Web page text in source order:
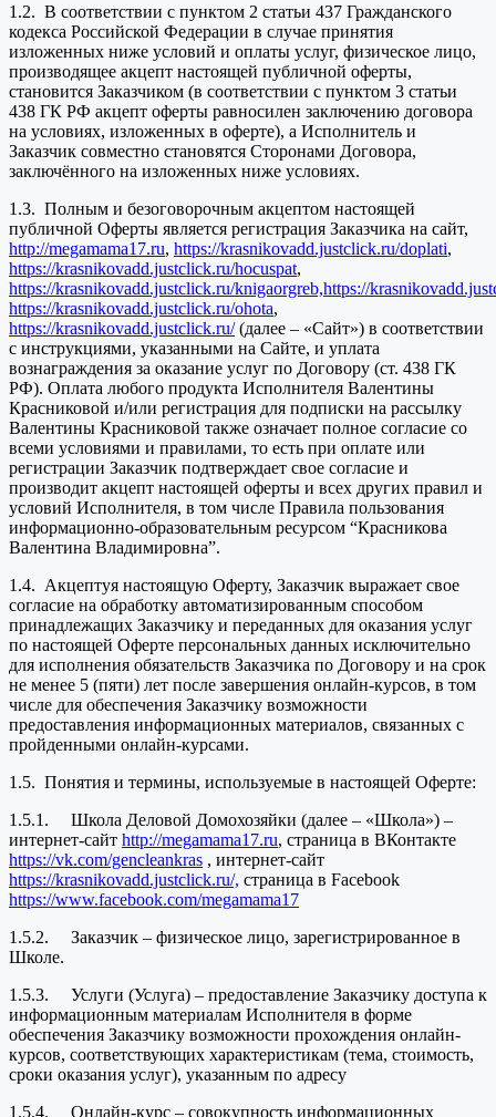
1.2. В соответствии с пунктом 2 статьи 437 Гражданского
кодекса Российской Федерации в случае принятия
изложенных ниже условий и оплаты услуг, физическое лицо,
производящее акцепт настоящей публичной оферты,
становится Заказчиком (в соответствии с пунктом 3 статьи
438 ГК РФ акцепт оферты равносилен заключению договора
на условиях, изложенных в оферте), а Исполнитель и
Заказчик совместно становятся Сторонами Договора,
заключённого на изложенных ниже условиях.
1.3. Полным и безоговорочным акцептом настоящей
публичной Оферты является регистрация Заказчика на сайт,
http://megamama17.ru, https://krasnikovadd.justclick.ru/doplati,
https://krasnikovadd.justclick.ru/hocuspat,
https://krasnikovadd.justclick.ru/knigaorgreb,https://
https://krasnikovadd.justclick.ru/ohota,
https://krasnikovadd.justclick.ru/(далее – «Сайт») в соответствии
с инструкциями, указанными на Сайте, и уплата
вознаграждения за оказание услуг по Договору (ст. 438 ГК
РФ). Оплата любого продукта Исполнителя Валентины
Красниковой и/или регистрация для подписки на рассылку
Валентины Красниковой также означает полное согласие со
всеми условиями и правилами, то есть при оплате или
регистрации Заказчик подтверждает свое согласие и
производит акцепт настоящей оферты и всех других правил и
условий Исполнителя, в том числе Правила пользования
информационно-образовательным ресурсом “Красникова
Валентина Владимировна”.
1.4. Акцептуя настоящую Оферту, Заказчик выражает свое
согласие на обработку автоматизированным способом
принадлежащих Заказчику и переданных для оказания услуг
по настоящей Оферте персональных данных исключительно
для исполнения обязательств Заказчика по Договору и на срок
не менее 5 (пяти) лет после завершения онлайн-курсов, в том
числе для обеспечения Заказчику возможности
предоставления информационных материалов, связанных с
пройденными онлайн-курсами.
1.5. Понятия и термины, используемые в настоящей Оферте:
1.5.1. Школа Деловой Домохозяйки (далее – «Школа») –
интернет-сайт http://megamama17.ru, страница в ВКонтакте
https://vk.com/gencleankras , интернет-сайт
https://krasnikovadd.justclick.ru/, страница в Facebook
https://www.facebook.com/megamama17
1.5.2. Заказчик – физическое лицо, зарегистрированное в
Школе.
1.5.3. Услуги (Услуга) – предоставление Заказчику доступа к
информационным материалам Исполнителя в форме
обеспечения Заказчику возможности прохождения онлайн-
курсов, соответствующих характеристикам (тема, стоимость,
сроки оказания услуг), указанным по адресу
1.5.4. Онлайн-курс – совокупность информационных